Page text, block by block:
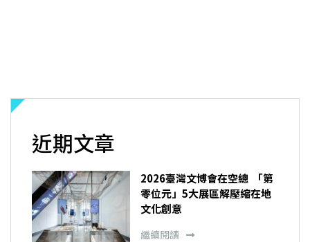
近期文章
2026臺灣文博會在空總 「第
零位元」5大展區解壓縮在地
文化創意
繼續閱讀